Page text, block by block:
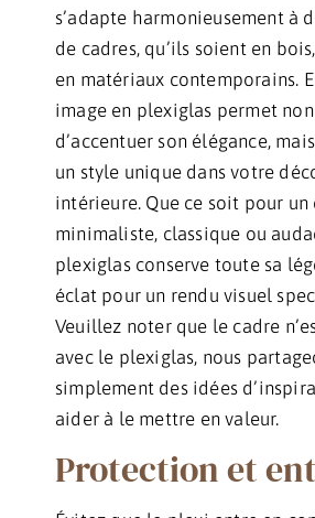
s’adapte harmonieusement à
de cadres, qu’ils soient en
en matériaux contemporains.
image en plexiglas permet
d’accentuer son élégance,
un style unique dans votre
intérieure. Que ce soit pour un
minimaliste, classique ou
plexiglas conserve toute sa
éclat pour un rendu visuel
Veuillez noter que le cadre
avec le plexiglas, nous
simplement des idées
aider à le mettre en valeur.
Protection et